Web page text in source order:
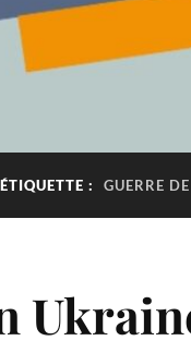
ÉTIQUETTE : GUERRE